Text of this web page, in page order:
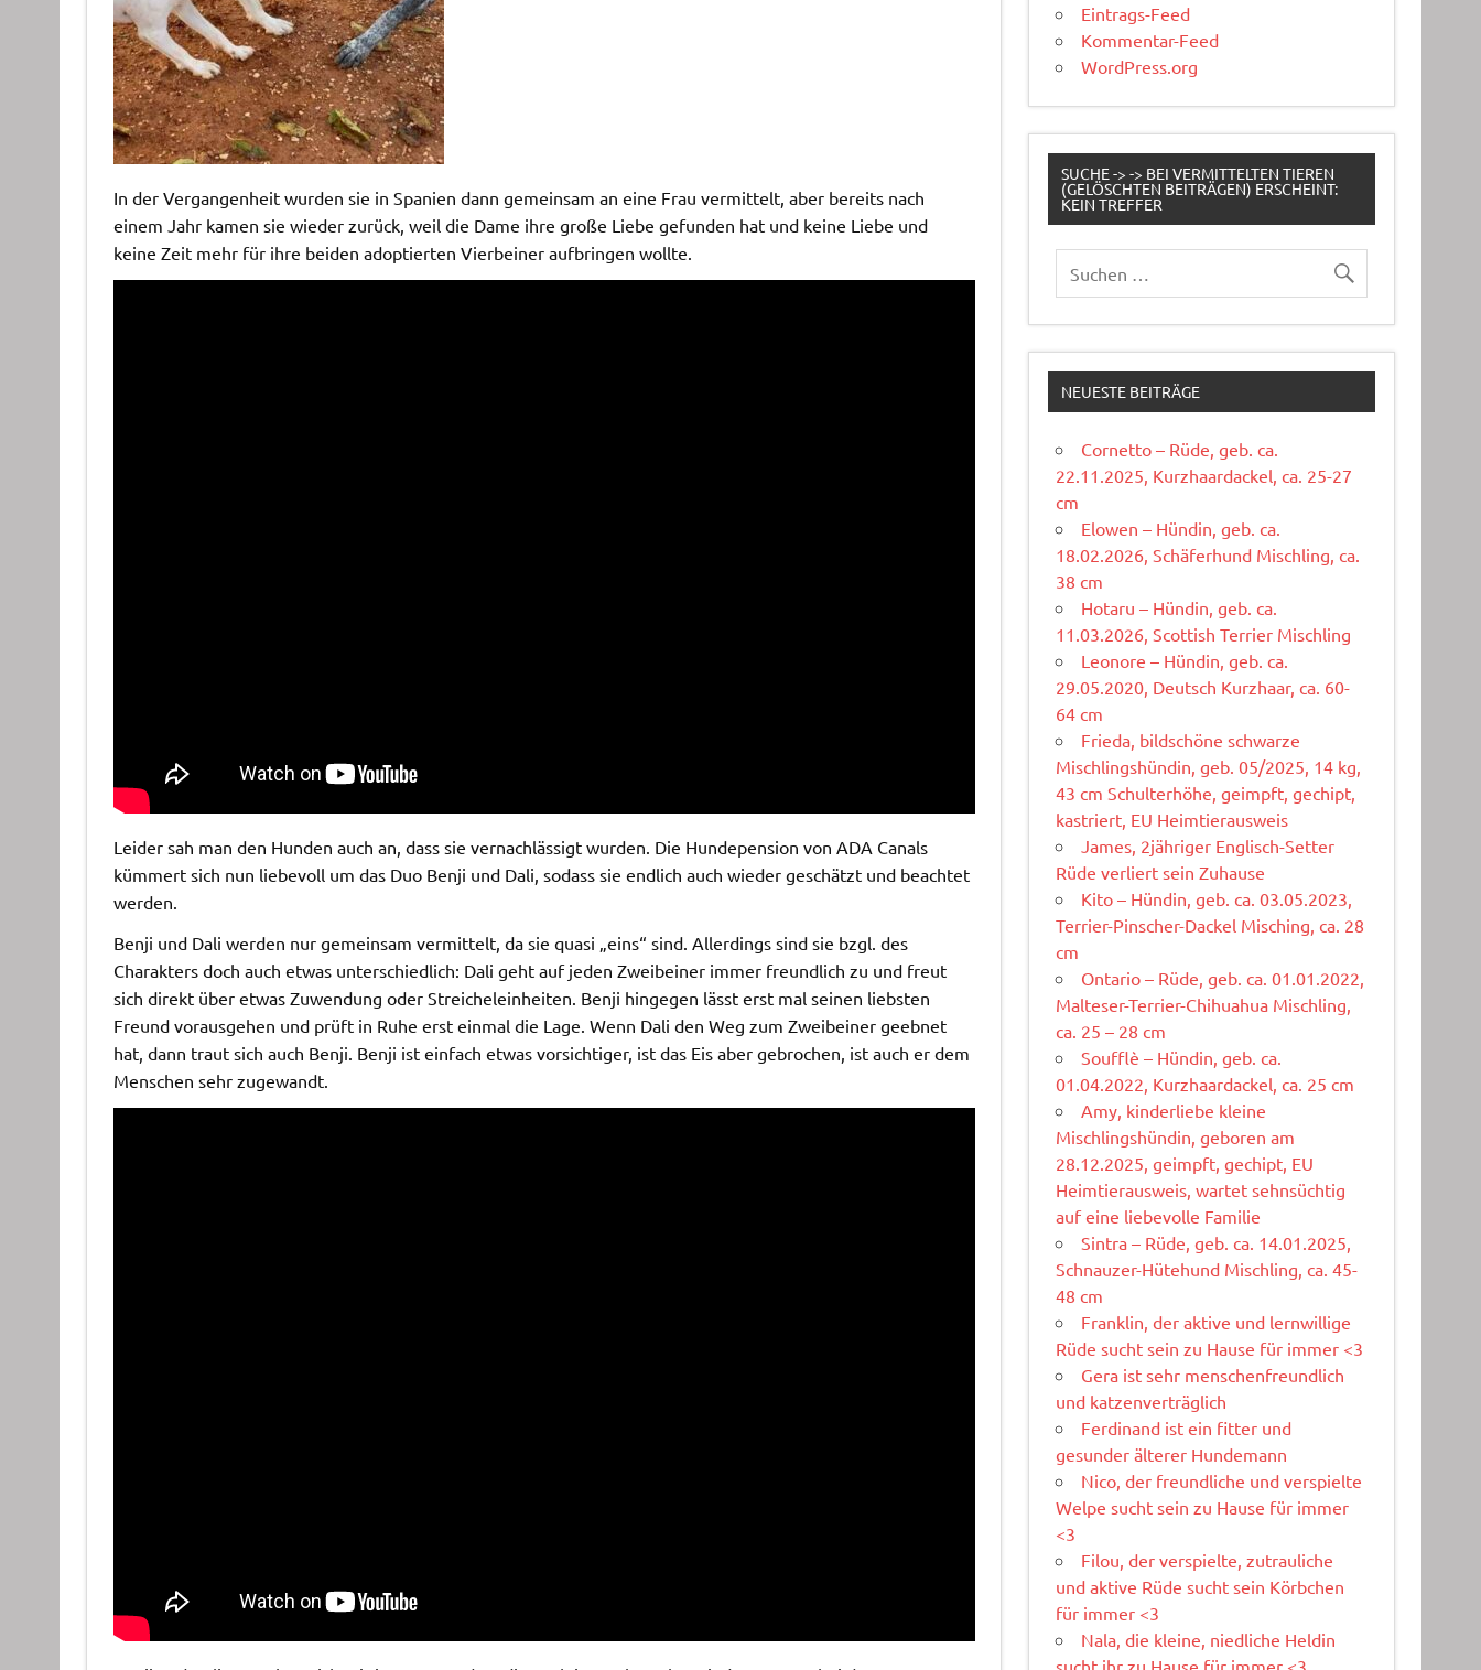
In der Vergangenheit wurden sie in Spanien dann gemeinsam an eine Frau vermittelt, aber bereits nach
einem Jahr kamen sie wieder zurück, weil die Dame ihre große Liebe gefunden hat und keine Liebe und
keine Zeit mehr für ihre beiden adoptierten Vierbeiner aufbringen wollte.
Leider sah man den Hunden auch an, dass sie vernachlässigt wurden. Die Hundepension von ADA Canals
kümmert sich nun liebevoll um das Duo Benji und Dali, sodass sie endlich auch wieder geschätzt und beachtet
werden.
Benji und Dali werden nur gemeinsam vermittelt, da sie quasi „eins“ sind. Allerdings sind sie bzgl. des
Charakters doch auch etwas unterschiedlich: Dali geht auf jeden Zweibeiner immer freundlich zu und freut
sich direkt über etwas Zuwendung oder Streicheleinheiten. Benji hingegen lässt erst mal seinen liebsten
Freund vorausgehen und prüft in Ruhe erst einmal die Lage. Wenn Dali den Weg zum Zweibeiner geebnet
hat, dann traut sich auch Benji. Benji ist einfach etwas vorsichtiger, ist das Eis aber gebrochen, ist auch er dem
Menschen sehr zugewandt.
Eintrags-Feed
Kommentar-Feed
WordPress.org
SUCHE -> -> BEI VERMITTELTEN TIEREN
(GELÖSCHTEN BEITRÄGEN) ERSCHEINT:
KEIN TREFFER
NEUESTE BEITRÄGE
Cornetto – Rüde, geb. ca.
22.11.2025, Kurzhaardackel, ca. 25-27
cm
Elowen – Hündin, geb. ca.
18.02.2026, Schäferhund Mischling, ca.
38 cm
Hotaru – Hündin, geb. ca.
11.03.2026, Scottish Terrier Mischling
Leonore – Hündin, geb. ca.
29.05.2020, Deutsch Kurzhaar, ca. 60-
64 cm
Frieda, bildschöne schwarze
Mischlingshündin, geb. 05/2025, 14 kg,
43 cm Schulterhöhe, geimpft, gechipt,
kastriert, EU Heimtierausweis
James, 2jähriger Englisch-Setter
Rüde verliert sein Zuhause
Kito – Hündin, geb. ca. 03.05.2023,
Terrier-Pinscher-Dackel Misching, ca. 28
cm
Ontario – Rüde, geb. ca. 01.01.2022,
Malteser-Terrier-Chihuahua Mischling,
ca. 25 – 28 cm
Soufflè – Hündin, geb. ca.
01.04.2022, Kurzhaardackel, ca. 25 cm
Amy, kinderliebe kleine
Mischlingshündin, geboren am
28.12.2025, geimpft, gechipt, EU
Heimtierausweis, wartet sehnsüchtig
auf eine liebevolle Familie
Sintra – Rüde, geb. ca. 14.01.2025,
Schnauzer-Hütehund Mischling, ca. 45-
48 cm
Franklin, der aktive und lernwillige
Rüde sucht sein zu Hause für immer <3
Gera ist sehr menschenfreundlich
und katzenverträglich
Ferdinand ist ein fitter und
gesunder älterer Hundemann
Nico, der freundliche und verspielte
Welpe sucht sein zu Hause für immer
<3
Filou, der verspielte, zutrauliche
und aktive Rüde sucht sein Körbchen
für immer <3
Nala, die kleine, niedliche Heldin